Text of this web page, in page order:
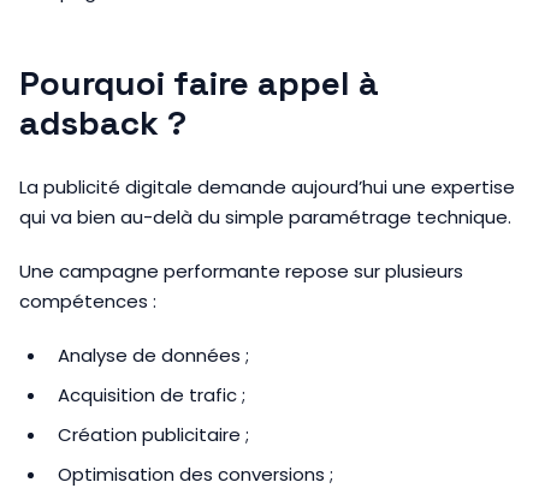
Pourquoi faire appel à
adsback ?
La publicité digitale demande aujourd’hui une expertise
qui va bien au-delà du simple paramétrage technique.
Une campagne performante repose sur plusieurs
compétences :
Analyse de données ;
Acquisition de trafic ;
Création publicitaire ;
Optimisation des conversions ;